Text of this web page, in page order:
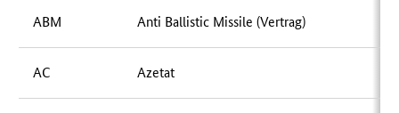
ABM Anti Ballistic Missile (Vertrag)
AC Azetat